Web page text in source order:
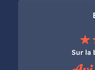
Sur la